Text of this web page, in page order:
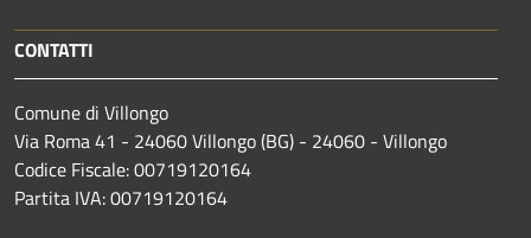
CONTATTI
Comune di Villongo
Via Roma 41 - 24060 Villongo (BG) - 24060 - Villongo
Codice Fiscale: 00719120164
Partita IVA: 00719120164